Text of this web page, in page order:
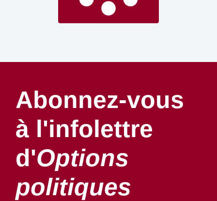
Abonnez-vous
à l'infolettre
d'Options
politiques